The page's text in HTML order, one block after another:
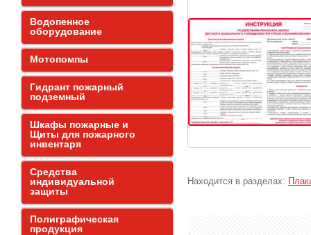
Находится в разделах:
Водопенное
оборудование
Мотопомпы
Гидрант пожарный
подземный
Шкафы пожарные и
Щиты для пожарного
инвентаря
Средства
индивидуальной
защиты
Полиграфическая
продукция